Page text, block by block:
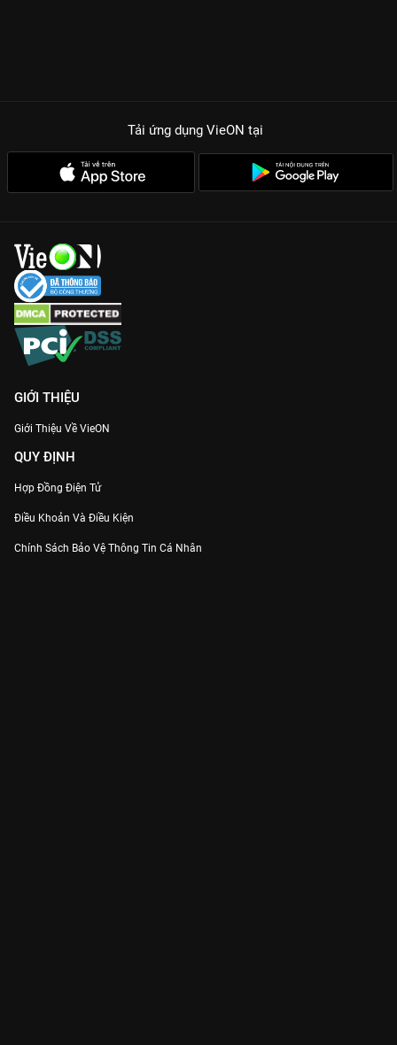
Tải ứng dụng VieON tại
GIỚI THIỆU
Giới Thiệu Về VieON
QUY ĐỊNH
Hợp Đồng Điện Tử
Điều Khoản Và Điều Kiện
Chính Sách Bảo Vệ Thông Tin Cá Nhân